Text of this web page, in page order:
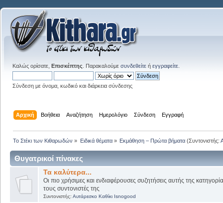
Καλώς ορίσατε, Επισκέπτης . Παρακαλούμε συνδεθείτε ή εγγραφείτε
Σύνδεση με όνομα, κωδικό και διάρκεια σύνδεσης
Αρχική Βοήθεια Αναζήτηση Ημερολόγιο Σύνδεση Εγγραφή
Το Στέκι των Κιθαρωδών » Ειδικά θέματα» Εκμάθηση – Πρώτα βήματα(Συντονιστής:
Θυγατρικοί πίνακες
Τα καλύτερα...
Οι πιο χρήσιμες και ενδιαφέρουσες συζητήσεις αυτής της
τους συντονιστές της
Συντονιστής: Αυτάρεσκο Καθίκι Isnogood